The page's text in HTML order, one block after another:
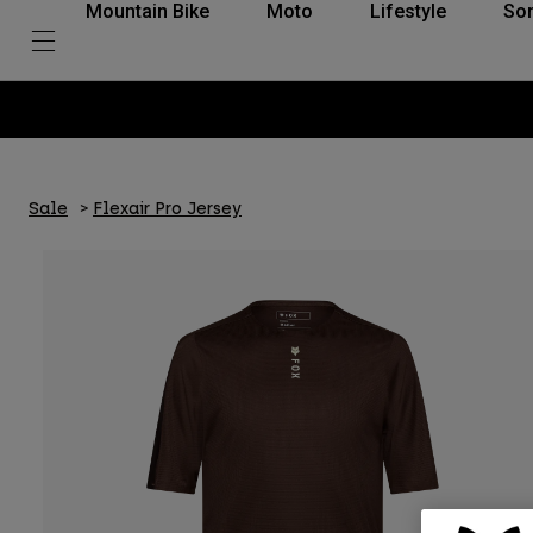
Mountain Bike Moto Lifestyle
Sale Flexair Pro Jersey